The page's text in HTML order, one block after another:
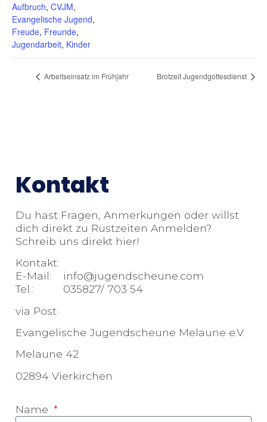
Aufbruch, CVJM,
Evangelische Jugend,
Freude, Freunde,
Jugendarbeit, Kinder
Arbeitseinsatz im Frühjahr Brotzeit Jugendgottesdienst
Kontakt
Du hast Fragen, Anmerkungen oder willst
dich direkt zu Rüstzeiten Anmelden?
Schreib uns direkt hier!
Kontakt:
E-Mail: info@jugendscheune.com
Tel.: 035827/ 703 54
via Post:
Evangelische Jugendscheune Melaune e.V.
Melaune 42
02894 Vierkirchen
Name